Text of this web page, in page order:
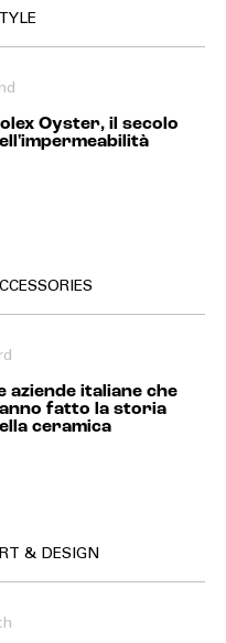
Oyster, il secolo
aziende italiane che
fatto la storia
ceramica
& DESIGN